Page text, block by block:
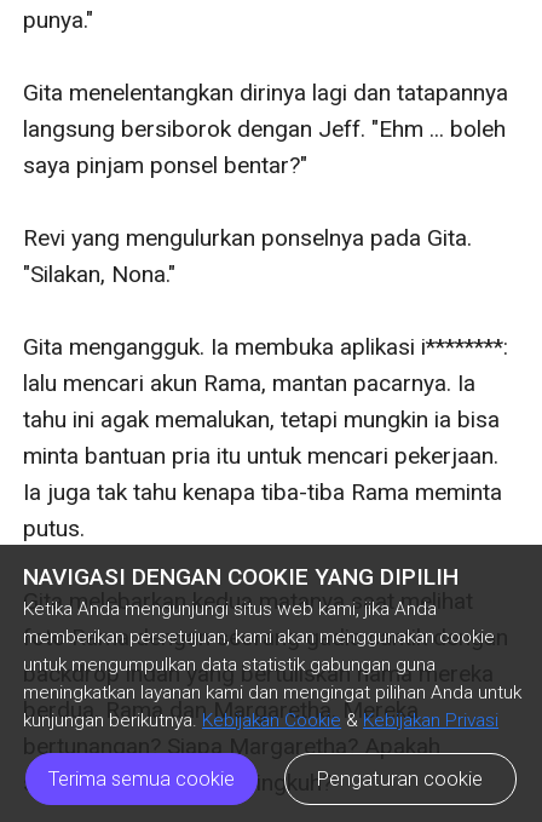
NAVIGASI DENGAN COOKIE YANG DIPILIH
Ketika Anda mengunjungi situs web kami, jika Anda
memberikan persetujuan, kami akan menggunakan cookie
untuk mengumpulkan data statistik gabungan guna
meningkatkan layanan kami dan mengingat pilihan Anda untuk
kunjungan berikutnya. Kebijakan Cookie & Kebijakan Privasi
Terima semua cookie Pengaturan cookie
punya."
Gita menelentangkan dirinya lagi dan tatapannya
langsung bersiborok dengan Jeff. "Ehm ... boleh
saya pinjam ponsel bentar?"
Revi yang mengulurkan ponselnya pada Gita.
"Silakan, Nona."
Gita mengangguk. Ia membuka aplikasi i********:
lalu mencari akun Rama, mantan pacarnya. Ia
tahu ini agak memalukan, tetapi mungkin ia bisa
minta bantuan pria itu untuk mencari pekerjaan.
Ia juga tak tahu kenapa tiba-tiba Rama meminta
putus.
Gita melebarkan kedua matanya saat melihat
foto Rama dengan seorang gadis cantik dengan
backdrop indah yang bertuliskan nama mereka
berdua. Rama dan Margaretha. Mereka
bertunangan? Siapa Margaretha? Apakah
selama ini Rama berselingkuh?